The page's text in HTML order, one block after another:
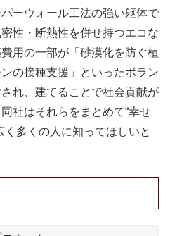
ーウォール工法の強い躯体で
性・断熱性を併せ持つエコな
用の一部が「砂漠化を防ぐ植
の接種支援」といったボラン
れ、建てることで社会貢献が
社はそれらをまとめて“幸せ
く多くの人に知ってほしいと